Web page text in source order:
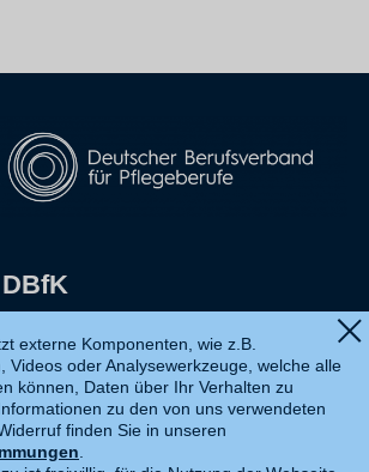
externe Komponenten, wie z.B.
Videos oder Analysewerkzeuge, welche alle
können, Daten über Ihr Verhalten zu
zu den von uns verwendeten
finden Sie in unseren
.